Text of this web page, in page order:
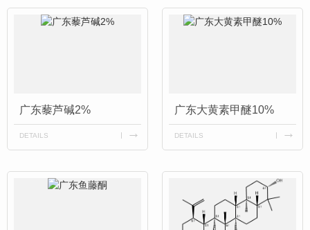
广东藜芦碱2%
DETAILS
广东大黄素甲醚10%
DETAILS